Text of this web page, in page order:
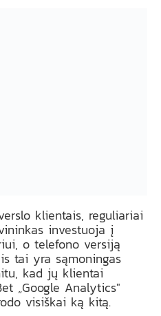
klientais, reguliariai
investuoja į
o telefono versiją
tai yra sąmoningas
kad jų klientai
„Google Analytics"
visiškai ką kitą.